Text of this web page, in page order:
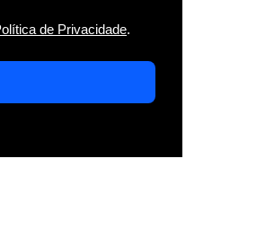
de Privacidade.